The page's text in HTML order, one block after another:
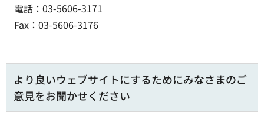
電話：03-5606-3171
Fax：03-5606-3176
より良いウェブサイトにするためにみなさまのご
意見をお聞かせください